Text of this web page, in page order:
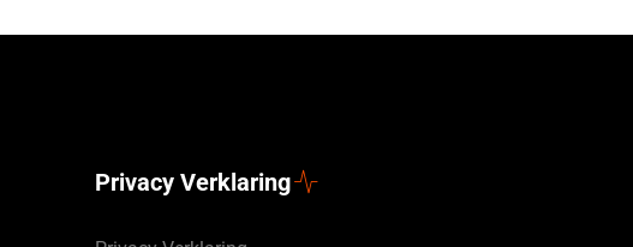
Privacy Verklaring